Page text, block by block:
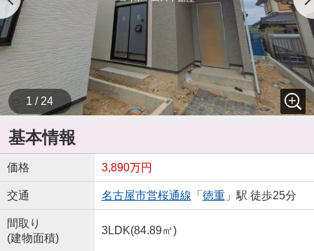
1 / 24
基本情報
価格 3,890万円
交通 名古屋市営桜通線 「 徳重」駅 徒歩25分
間取り
(建物面積)
3LDK(84.89㎡)